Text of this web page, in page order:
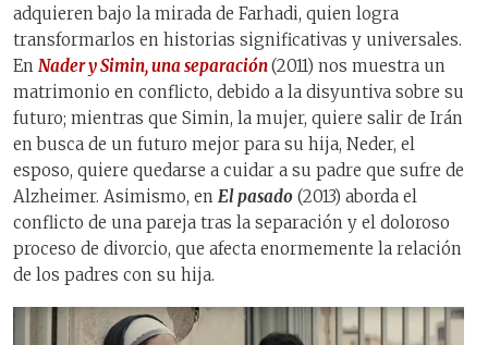
adquieren bajo la mirada de Farhadi, quien logra
transformarlos en historias significativas y universales.
En Nader y Simin, una separación(2011) nos muestra un
matrimonio en conflicto, debido a la disyuntiva sobre su
futuro; mientras que Simin, la mujer, quiere salir de Irán
en busca de un futuro mejor para su hija, Neder, el
esposo, quiere quedarse a cuidar a su padre que sufre de
Alzheimer. Asimismo, en El pasado (2013) aborda el
conflicto de una pareja tras la separación y el doloroso
proceso de divorcio, que afecta enormemente la relación
de los padres con su hija.